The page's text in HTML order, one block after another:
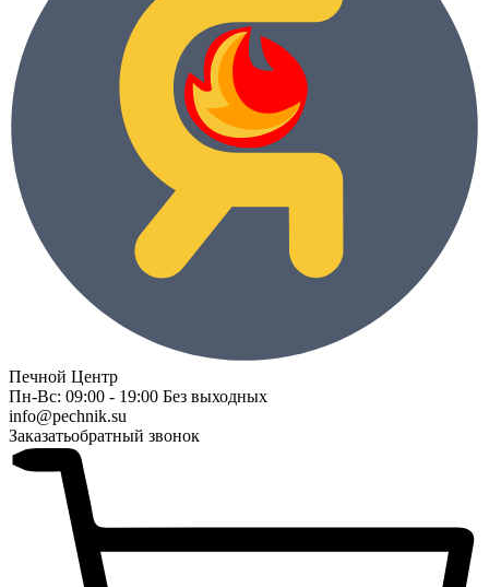
Печной Центр
Пн-Вс: 09:00 - 19:00 Без выходных
info@pechnik.su
Заказатьобратный звонок